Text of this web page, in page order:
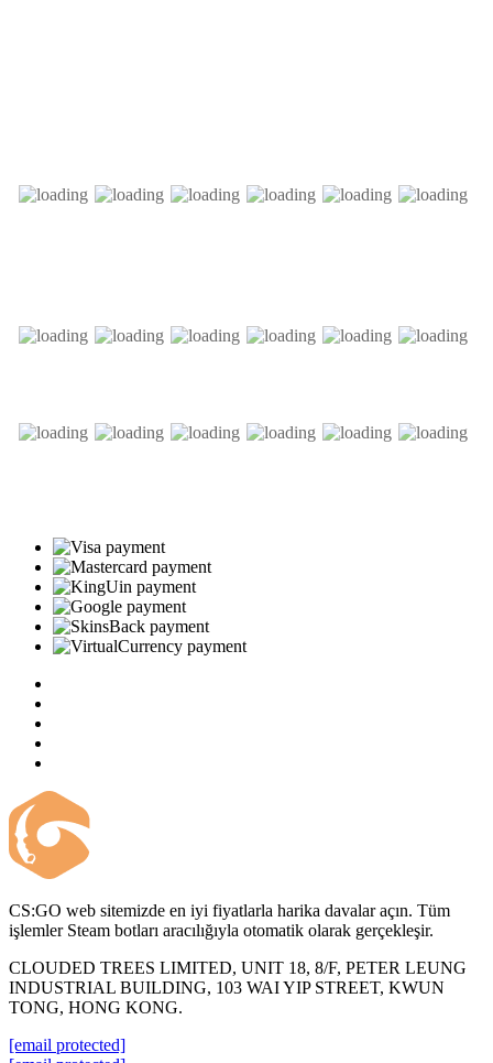
CS:GO web sitemizde en iyi fiyatlarla harika davalar açın. Tüm
işlemler Steam botları aracılığıyla otomatik olarak gerçekleşir.
CLOUDED TREES LIMITED, UNIT 18, 8/F, PETER LEUNG
INDUSTRIAL BUILDING, 103 WAI YIP STREET, KWUN
TONG, HONG KONG.
[email protected]